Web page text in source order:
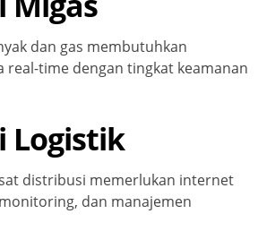
dan gas membutuhkan
real-time dengan tingkat keamanan
Logistik
distribusi memerlukan internet
dan manajemen